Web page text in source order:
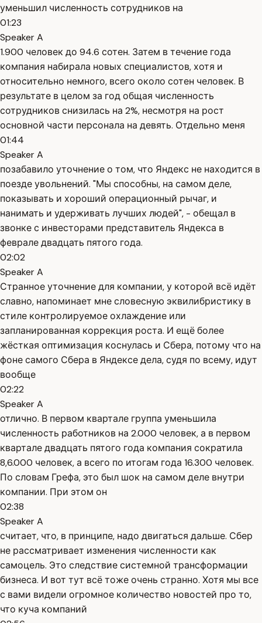
уменьшил численность сотрудников на
01:23
Speaker A
1.900 человек до 94.6 сотен. Затем в течение года
компания набирала новых специалистов, хотя и
относительно немного, всего около сотен человек. В
результате в целом за год общая численность
сотрудников снизилась на 2%, несмотря на рост
основной части персонала на девять. Отдельно меня
01:44
Speaker A
позабавило уточнение о том, что Яндекс не находится в
поезде увольнений. "Мы способны, на самом деле,
показывать и хороший операционный рычаг, и
нанимать и удерживать лучших людей", - обещал в
звонке с инвесторами представитель Яндекса в
феврале двадцать пятого года.
02:02
Speaker A
Странное уточнение для компании, у которой всё идёт
славно, напоминает мне словесную эквилибристику в
стиле контролируемое охлаждение или
запланированная коррекция роста. И ещё более
жёсткая оптимизация коснулась и Сбера, потому что на
фоне самого Сбера в Яндексе дела, судя по всему, идут
вообще
02:22
Speaker A
отлично. В первом квартале группа уменьшила
численность работников на 2.000 человек, а в первом
квартале двадцать пятого года компания сократила
8,6.000 человек, а всего по итогам года 16.300 человек.
По словам Грефа, это был шок на самом деле внутри
компании. При этом он
02:38
Speaker A
считает, что, в принципе, надо двигаться дальше. Сбер
не рассматривает изменения численности как
самоцель. Это следствие системной трансформации
бизнеса. И вот тут всё тоже очень странно. Хотя мы все
с вами видели огромное количество новостей про то,
что куча компаний